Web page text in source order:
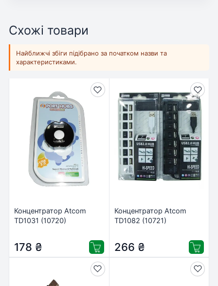
Схожі товари
Найближчі збіги підібрано за початком назви та
характеристиками.
Концентратор Atcom
TD1031 (10720)
178 ₴
Концентратор Atcom
TD1082 (10721)
266 ₴